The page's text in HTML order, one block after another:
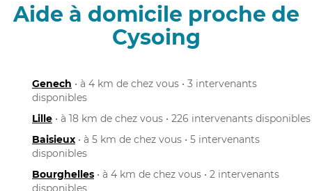
Aide à domicile proche de
Cysoing
Genech • à 4 km de chez vous • 3 intervenants
disponibles
Lille • à 18 km de chez vous • 226 intervenants disponibles
Baisieux • à 5 km de chez vous • 5 intervenants
disponibles
Bourghelles • à 4 km de chez vous • 2 intervenants
disponibles